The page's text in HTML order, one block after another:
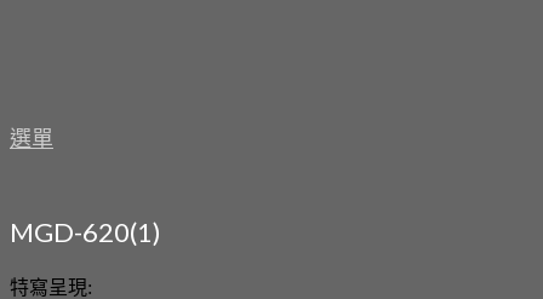
選單
MGD-620(1)
特寫呈現: